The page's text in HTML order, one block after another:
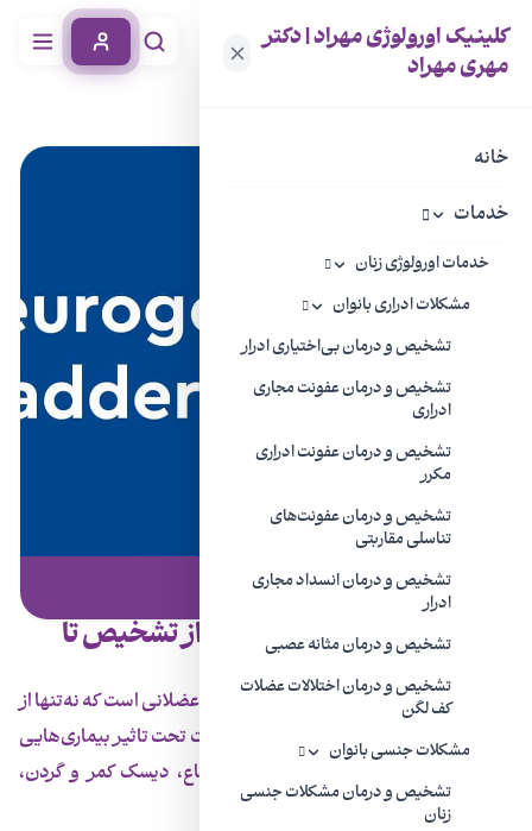
کلینیک اورولوژی مهراد | دکتر
مهری مهراد
خانه
خدمات
خدمات اورولوژی زنان
مشکلات ادراری بانوان
تشخیص و درمان بی‌اختیاری ادرار
تشخیص و درمان عفونت مجاری
ادراری
تشخیص و درمان عفونت ادراری
مکرر
تشخیص و درمان عفونت‌های
تناسلی مقاربتی
تشخیص و درمان انسداد مجاری
ادرار
تشخیص و درمان مثانه عصبی
تشخیص و درمان اختلالات عضلات
کف لگن
مشکلات جنسی بانوان
تشخیص و درمان مشکلات جنسی
زنان
مقاله | ۲۴ اردیبهشت ۱۴۰۰
همه چیز درباره مثانه عصبی، از تشخیص تا
درمان
مثانه عصبی یا نوروژنیک، از اختلالات عصبی عضلانی است که نه‌تنها از
شیوع بالایی برخوردار است، بلکه ممکن است تحت تاثیر بیماری‌هایی
چون ام‌اس، دیابت، تومور نخاع، قطع نخاع، دیسک کمر و گردن،
دمانس (زوال عقل) و پارکینسون بروز یابد.